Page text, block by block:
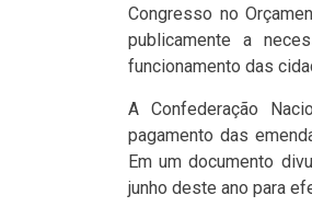
Congresso no
publicamente a
funcionamento das
A Confederação
pagamento das
Em um documento
junho deste ano para